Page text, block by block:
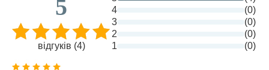
5
відгуків (4)
4
(0)
3
(0)
2
(0)
1
(0)